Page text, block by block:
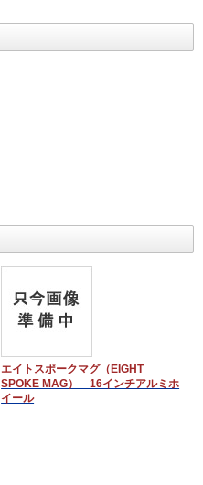
エイトスポークマグ（EIGHT
SPOKE MAG） 16インチアルミホ
イール